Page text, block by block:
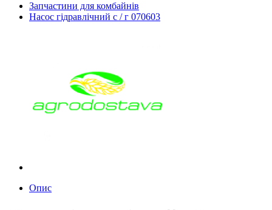
Запчастини для комбайнів
Насос гідравлічний с / г 070603
Опис